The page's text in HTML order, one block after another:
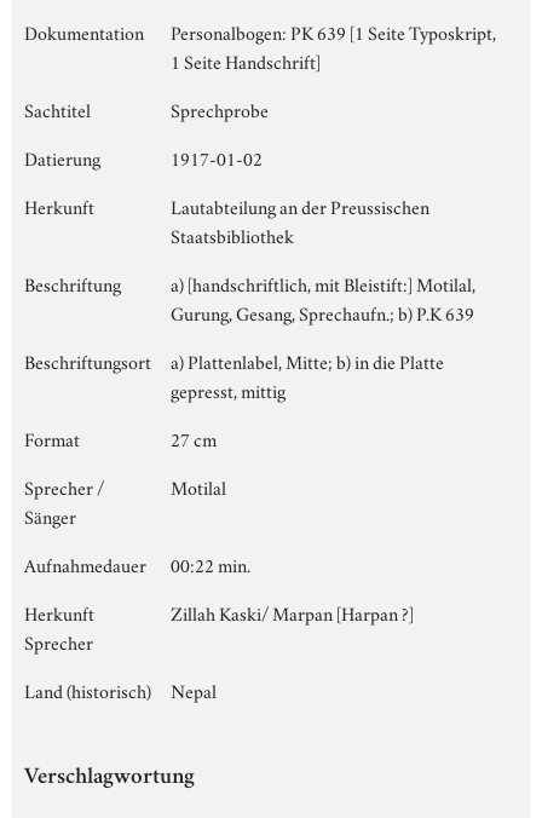
Dokumentation
Personalbogen: PK 639 [1 Seite Typoskript,
1 Seite Handschrift]
Sachtitel
Sprechprobe
Datierung
1917-01-02
Herkunft
Lautabteilung an der Preussischen
Staatsbibliothek
Beschriftung
a) [handschriftlich, mit Bleistift:] Motilal,
Gurung, Gesang, Sprechaufn.; b) P.K 639
Beschriftungsort
a) Plattenlabel, Mitte; b) in die Platte
gepresst, mittig
Format
27 cm
Sprecher /
Sänger
Motilal
Aufnahmedauer
00:22 min.
Herkunft
Sprecher
Zillah Kaski/ Marpan [Harpan ?]
Land (historisch) Nepal
Verschlagwortung